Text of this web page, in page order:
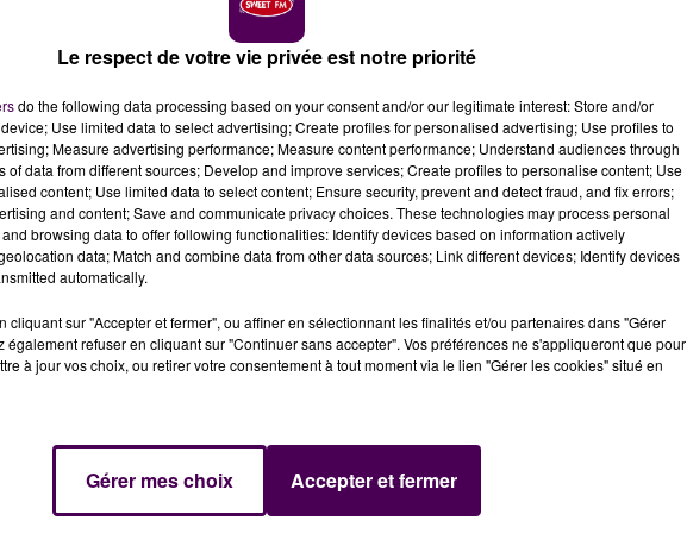
Aignan-sur-Cher organise un important forum
la saison 2019.
sa grande campagne de recrutement en vue de la
: pour le fonctionnement des quatre hôtels
110 personnes en CDD à temps complet pour exercer les
de chambres ou encore réceptionnistes.
de bonne humeur"
postes en CDD qui devront être pourvus : vendeurs en
agents d’entretien, agents de sécurité entre autres.
fidèles saisonniers, apporter leur savoir-faire, leur
formés et accompagnés par nos 335 permanents"
15 décembre
besoins en main d’œuvre, il restait à recruter 170
toujours disponibles, le"ZooParc de Beauval"donne
Le respect de votre vie privée est notre priorité
do the following data processing based on your consent and/or our legitimate interest: Store and/or
Use limited data to select advertising; Create profiles for personalised advertising; Use profiles to
Measure advertising performance; Measure content performance; Understand audiences through
of data from different sources; Develop and improve services; Create profiles to personalise content; Use
content; Use limited data to select content; Ensure security, prevent and detect fraud, and fix errors;
and content; Save and communicate privacy choices. These technologies may process personal
browsing data to offer following functionalities: Identify devices based on information actively
data; Match and combine data from other data sources; Link different devices; Identify devices
automatically.
cliquant sur "Accepter et fermer", ou affiner en sélectionnant les finalités et/ou partenaires dans "Gérer
également refuser en cliquant sur "Continuer sans accepter". Vos préférences ne s'appliqueront que pour
à jour vos choix, ou retirer votre consentement à tout moment via le lien "Gérer les cookies" situé en
Gérer mes choix Accepter et fermer